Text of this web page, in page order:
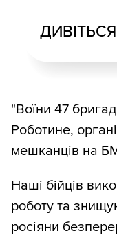
"Воїни 47
Роботине,
мешканців на
Наші бійців
роботу та
росіяни